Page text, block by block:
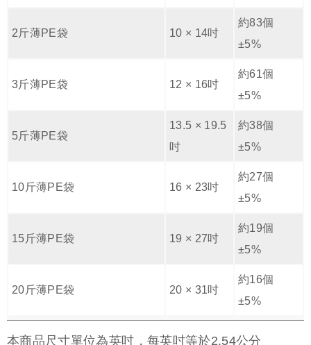
2斤薄PE袋 10 × 14吋
約83個
±5%
3斤薄PE袋 12 × 16吋
約61個
±5%
5斤薄PE袋
13.5 × 19.5
吋
約38個
±5%
10斤薄PE袋 16 × 23吋
約27個
±5%
15斤薄PE袋 19 × 27吋
約19個
±5%
20斤薄PE袋 20 × 31吋
約16個
±5%
本商品尺寸單位為英吋，每英吋等於2.54公分